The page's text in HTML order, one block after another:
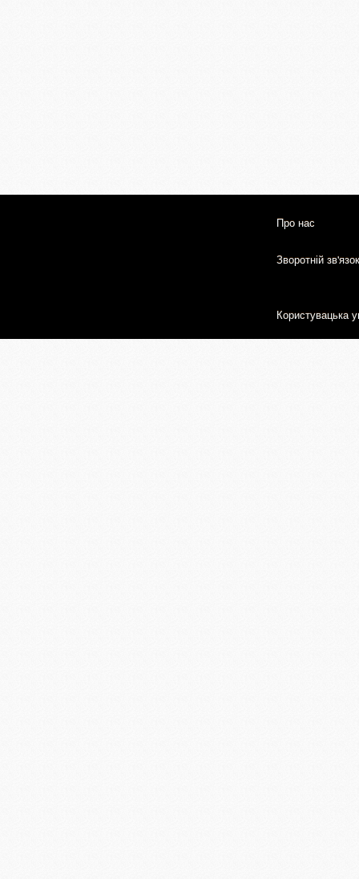
Про нас
Зворотній зв'язок
Користувацька